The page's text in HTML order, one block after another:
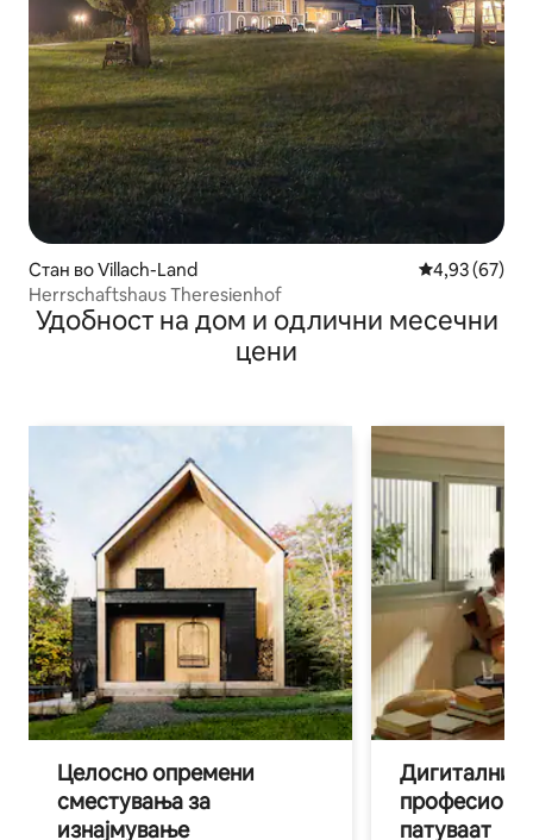
Стан во Villach-Land Просечна
4,93 (67)
Herrschaftshaus Theresienhof
Удобност на дом и одлични месечни
цени
Целосно опремени
сместувања за
изнајмување
Дигитални
патуваат